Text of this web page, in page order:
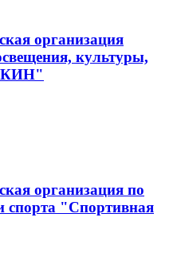
организация
культуры,
организация по
спорта "Спортивная